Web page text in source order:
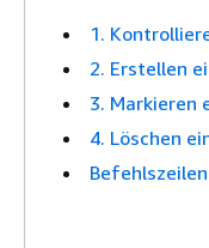
1.
2. Erstellen
3. Markieren
4. Löschen